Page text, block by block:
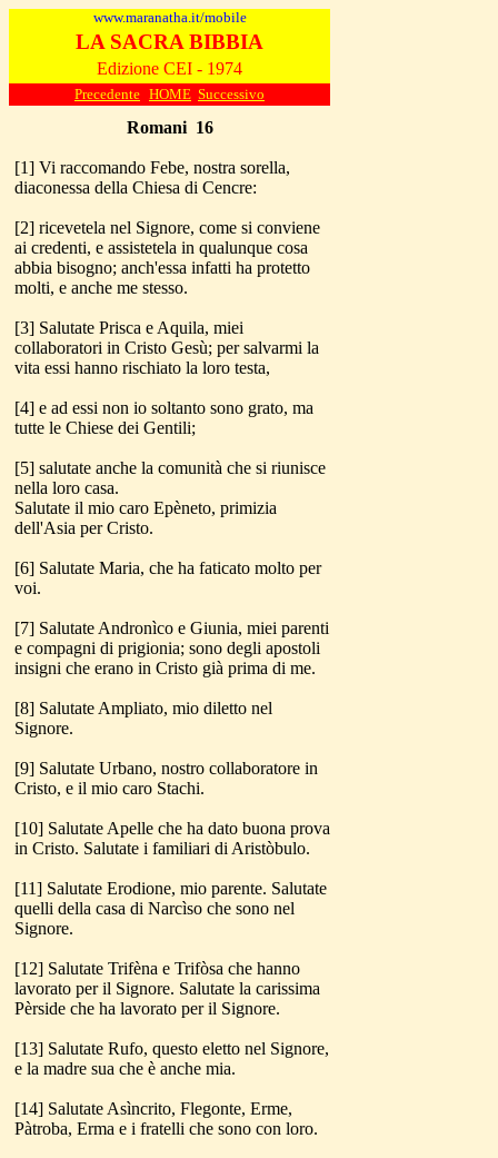
www.maranatha.it/mobile
LA SACRA BIBBIA
Edizione CEI - 1974
Precedente HOME Successivo
Romani 16
[1] Vi raccomando Febe, nostra sorella,
diaconessa della Chiesa di Cencre:
[2] ricevetela nel Signore, come si conviene
ai credenti, e assistetela in qualunque cosa
abbia bisogno; anch'essa infatti ha protetto
molti, e anche me stesso.
[3] Salutate Prisca e Aquila, miei
collaboratori in Cristo Gesù; per salvarmi la
vita essi hanno rischiato la loro testa,
[4] e ad essi non io soltanto sono grato, ma
tutte le Chiese dei Gentili;
[5] salutate anche la comunità che si riunisce
nella loro casa.
Salutate il mio caro Epèneto, primizia
dell'Asia per Cristo.
[6] Salutate Maria, che ha faticato molto per
voi.
[7] Salutate Andronìco e Giunia, miei parenti
e compagni di prigionia; sono degli apostoli
insigni che erano in Cristo già prima di me.
[8] Salutate Ampliato, mio diletto nel
Signore.
[9] Salutate Urbano, nostro collaboratore in
Cristo, e il mio caro Stachi.
[10] Salutate Apelle che ha dato buona prova
in Cristo. Salutate i familiari di Aristòbulo.
[11] Salutate Erodione, mio parente. Salutate
quelli della casa di Narcìso che sono nel
Signore.
[12] Salutate Trifèna e Trifòsa che hanno
lavorato per il Signore. Salutate la carissima
Pèrside che ha lavorato per il Signore.
[13] Salutate Rufo, questo eletto nel Signore,
e la madre sua che è anche mia.
[14] Salutate Asìncrito, Flegonte, Erme,
Pàtroba, Erma e i fratelli che sono con loro.